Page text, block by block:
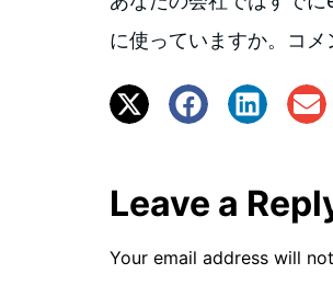
に使っていますか。コメ
Leave a
Your email address will